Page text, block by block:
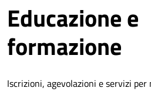
Educazione e
formazione
Iscrizioni, agevolazioni e servizi